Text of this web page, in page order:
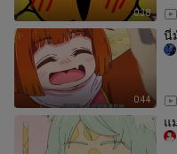
0:38
0:44
นี่
แ